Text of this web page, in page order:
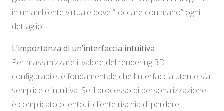
in un ambiente virtuale dove “toccare con mano” ogni
dettaglio.
L’importanza di un’interfaccia intuitiva
Per massimizzare il valore del rendering 3D
configurabile, è fondamentale che l’interfaccia utente sia
semplice e intuitiva. Se il processo di personalizzazione
è complicato o lento, il cliente rischia di perdere